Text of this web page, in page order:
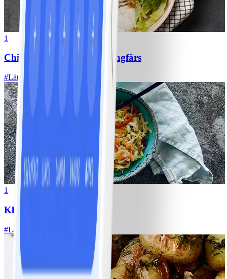
1
Chili con carne med kycklingfärs
#Lätt
1
Klassisk vitkålssallad
#Lätt